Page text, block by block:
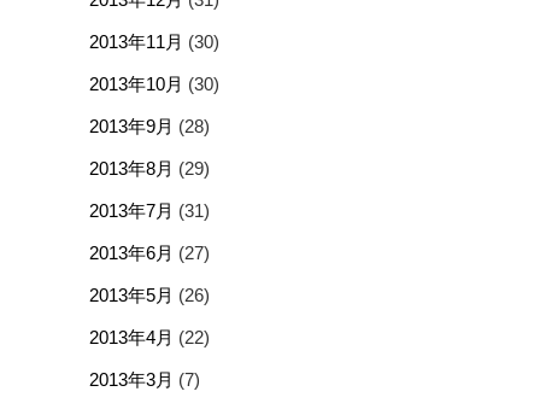
2013年11月 (30)
2013年10月 (30)
2013年9月 (28)
2013年8月 (29)
2013年7月 (31)
2013年6月 (27)
2013年5月 (26)
2013年4月 (22)
2013年3月 (7)